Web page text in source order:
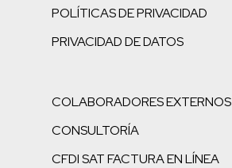
POLÍTICAS DE PRIVACIDAD
PRIVACIDAD DE DATOS
COLABORADORES EXTERNOS
CONSULTORÍA
CFDI SAT FACTURA EN LÍNEA